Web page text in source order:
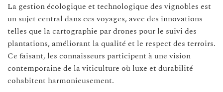
La gestion écologique et technologique des vignobles est
un sujet central dans ces voyages, avec des innovations
telles que la cartographie par drones pour le suivi des
plantations, améliorant la qualité et le respect des terroirs.
Ce faisant, les connaisseurs participent à une vision
contemporaine de la viticulture où luxe et durabilité
cohabitent harmonieusement.